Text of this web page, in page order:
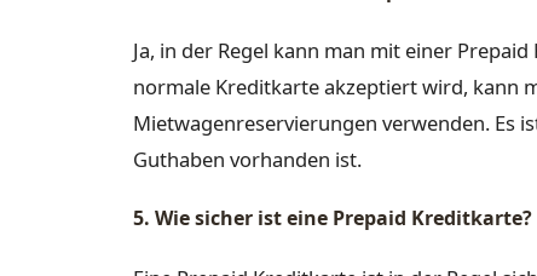
Ja, in der Regel kann man mit einer
normale Kreditkarte akzeptiert wird, kann
Mietwagenreservierungen verwenden. Es
Guthaben vorhanden ist.
5. Wie sicher ist eine Prepaid Kreditkarte?